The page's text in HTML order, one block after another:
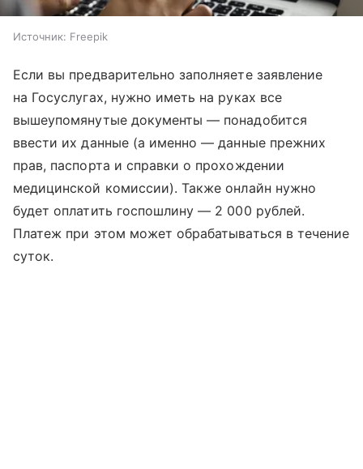
Источник: Freepik
Если вы предварительно заполняете заявление
на Госуслугах, нужно иметь на руках все
вышеупомянутые документы — понадобится
ввести их данные (а именно — данные прежних
прав, паспорта и справки о прохождении
медицинской комиссии). Также онлайн нужно
будет оплатить госпошлину — 2 000 рублей.
Платеж при этом может обрабатываться в течение
суток.